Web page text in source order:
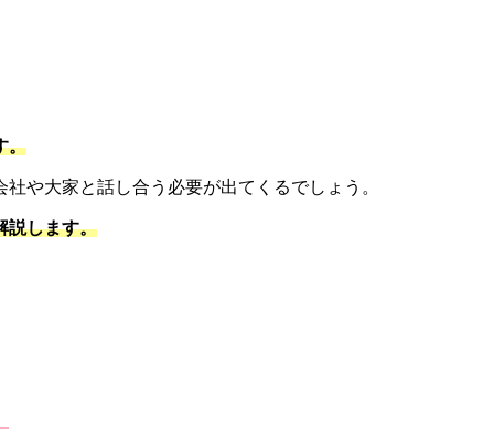
。
や大家と話し合う必要が出てくるでしょう。
説します。